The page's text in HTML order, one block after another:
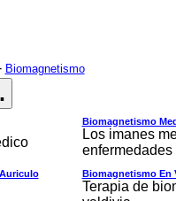
Biomagnetismo
Biomagnetismo
Los imanes
Biomagnetismo En
Terapia de